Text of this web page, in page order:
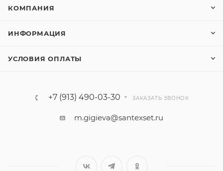
КОМПАНИЯ
ИНФОРМАЦИЯ
УСЛОВИЯ ОПЛАТЫ
+7 (913) 490-03-30 ЗАКАЗАТЬ ЗВОНОК
m.gigieva@santexset.ru